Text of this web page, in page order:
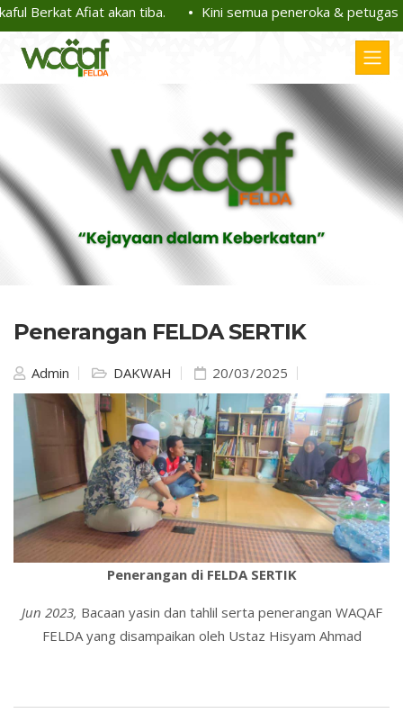
Berkat Afiat akan tiba. Kini semua peneroka & petugas
Penerangan FELDA SERTIK
Admin DAKWAH 20/03/2025
Penerangan di FELDA SERTIK
Jun 2023, Bacaan yasin dan tahlil serta penerangan WAQAF
FELDA yang disampaikan oleh Ustaz Hisyam Ahmad